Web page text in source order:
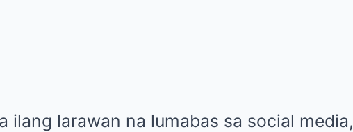
ilang larawan na lumabas sa social media,